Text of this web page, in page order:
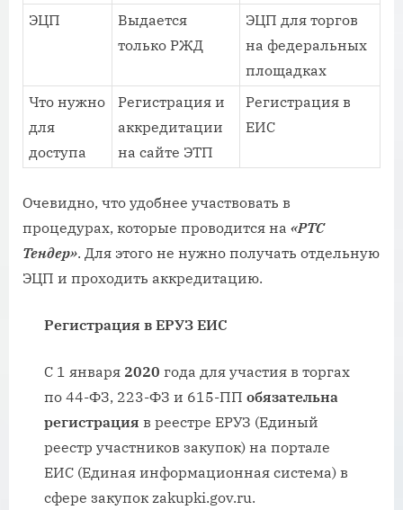
ЭЦП
Выдается
только РЖД
ЭЦП для торгов
на федеральных
площадках
Что нужно
для
доступа
Регистрация и
аккредитации
на сайте ЭТП
Регистрация в
ЕИС
Очевидно, что удобнее участвовать в
процедурах, которые проводится на «РТС
Тендер». Для этого не нужно получать отдельную
ЭЦП и проходить аккредитацию.
Регистрация в ЕРУЗ ЕИС
С 1 января 2020 года для участия в торгах
по 44-ФЗ, 223-ФЗ и 615-ПП обязательна
регистрация в реестре ЕРУЗ (Единый
реестр участников закупок) на портале
ЕИС (Единая информационная система) в
сфере закупок zakupki.gov.ru.